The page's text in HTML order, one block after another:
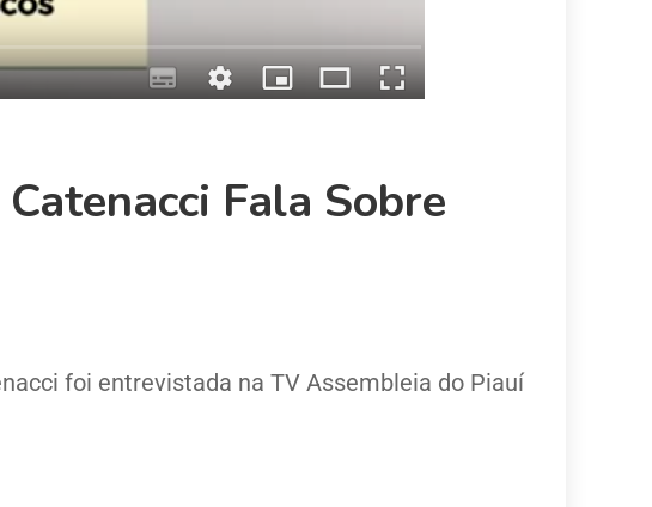
Fala Sobre
foi entrevistada na TV Assembleia do Piauí